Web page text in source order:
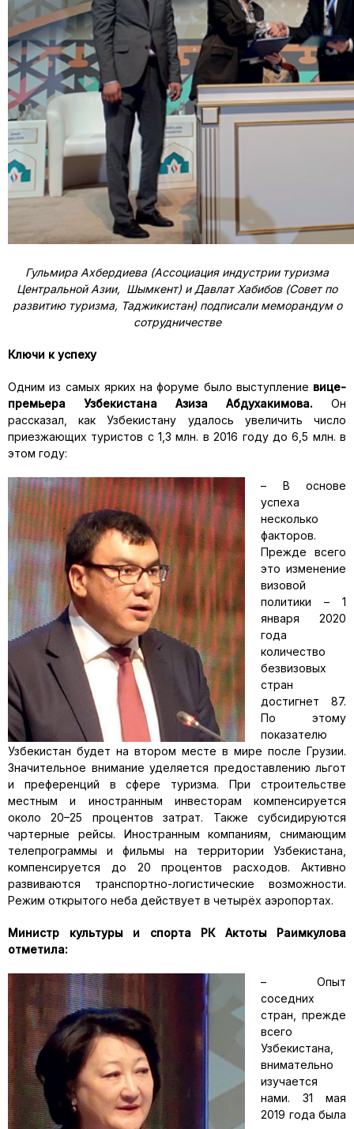
Гульмира Ахбердиева (Ассоциация индустрии туризма
Центральной Азии, Шымкент) и Давлат Хабибов (Совет по
развитию туризма, Таджикистан) подписали меморандум о
сотрудничестве
Ключи к успеху
Одним из самых ярких на форуме было выступление вице-
премьера Узбекистана Азиза Абдухакимова. Он
рассказал, как Узбекистану удалось увеличить число
приезжающих туристов с 1,3 млн. в 2016 году до 6,5 млн. в
этом году:
– В основе
успеха
несколько
факторов.
Прежде всего
это изменение
визовой
политики – 1
января 2020
года
количество
безвизовых
стран
достигнет 87.
По этому
показателю
Узбекистан будет на втором месте в мире после Грузии.
Значительное внимание уделяется предоставлению льгот
и преференций в сфере туризма. При строительстве
местным и иностранным инвесторам компенсируется
около 20–25 процентов затрат. Также субсидируются
чартерные рейсы. Иностранным компаниям, снимающим
телепрограммы и фильмы на территории Узбекистана,
компенсируется до 20 процентов расходов. Активно
развиваются транспортно-логистические возможности.
Режим открытого неба действует в четырёх аэропортах.
Министр культуры и спорта РК Актоты Раимкулова
отметила:
– Опыт
соседних
стран, прежде
всего
Узбекистана,
внимательно
изучается
нами. 31 мая
2019 года была